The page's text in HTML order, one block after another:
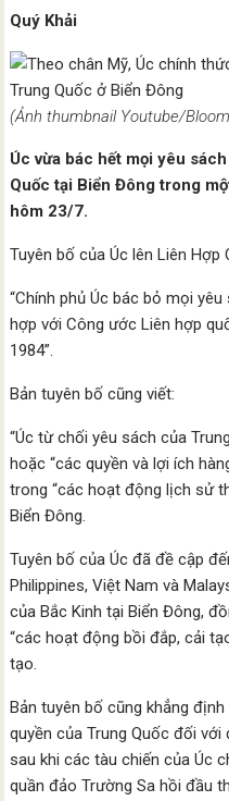
Quý Khải
(Ảnh thumbnail Youtube/
Úc vừa bác hết mọi yêu
Quốc tại Biển Đông trong
hôm 23/7.
Tuyên bố của Úc lên Liên Hợp
“Chính phủ Úc bác bỏ mọi
hợp với Công ước Liên hợp
1984”.
Bản tuyên bố cũng viết:
“Úc từ chối yêu sách của
hoặc “các quyền và lợi ích
trong “các hoạt động lịch sử
Biển Đông.
Tuyên bố của Úc đã đề cập
Philippines, Việt Nam và
của Bắc Kinh tại Biển Đông,
“các hoạt động bồi đắp, cải
tạo.
Bản tuyên bố cũng khẳng
quyền của Trung Quốc đối với
sau khi các tàu chiến của Úc
quần đảo Trường Sa hồi đầu